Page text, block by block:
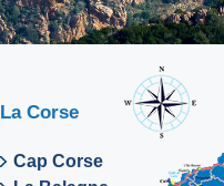
La Corse
Cap Corse